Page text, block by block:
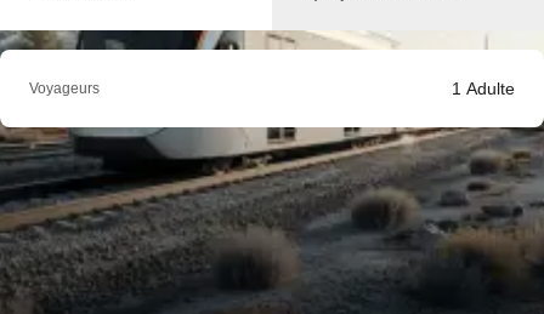
Voyageurs 1 Adulte